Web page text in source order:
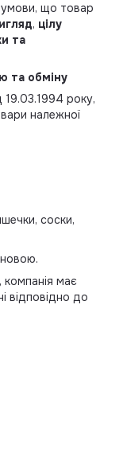
що товар
, цілу
та
та обміну
року,
належної
соски,
має
відповідно до